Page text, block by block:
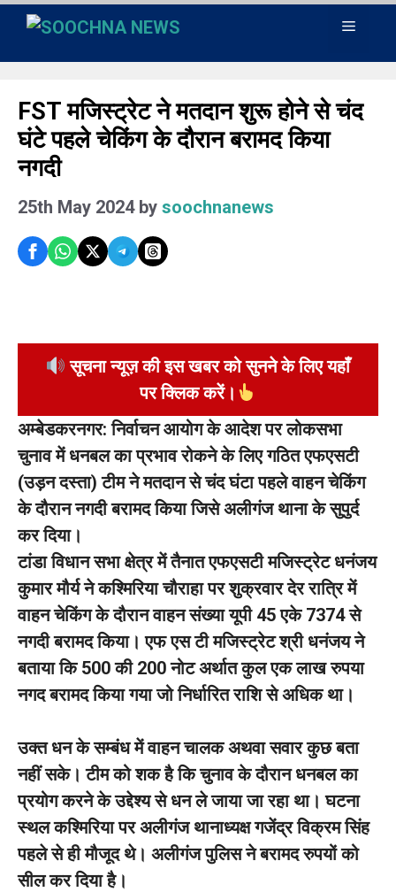
Skip
content
Menu
FST मजिस्ट्रेट ने मतदान शुरू होने से चंद
घंटे पहले चेकिंग के दौरान बरामद किया
नगदी
25th May 2024 by soochnanews
सूचना न्यूज़ की इस खबर को सुनने के लिए यहाँ
पर क्लिक करें।
अम्बेडकरनगर: निर्वाचन आयोग के आदेश पर लोकसभा
चुनाव में धनबल का प्रभाव रोकने के लिए गठित एफएसटी
(उड़न दस्ता) टीम ने मतदान से चंद घंटा पहले वाहन चेकिंग
के दौरान नगदी बरामद किया जिसे अलीगंज थाना के सुपुर्द
कर दिया।
टांडा विधान सभा क्षेत्र में तैनात एफएसटी मजिस्ट्रेट धनंजय
कुमार मौर्य ने कश्मिरिया चौराहा पर शुक्रवार देर रात्रि में
वाहन चेकिंग के दौरान वाहन संख्या यूपी 45 एके 7374 से
नगदी बरामद किया। एफ एस टी मजिस्ट्रेट श्री धनंजय ने
बताया कि 500 की 200 नोट अर्थात कुल एक लाख रुपया
नगद बरामद किया गया जो निर्धारित राशि से अधिक था।
उक्त धन के सम्बंध में वाहन चालक अथवा सवार कुछ बता
नहीं सके। टीम को शक है कि चुनाव के दौरान धनबल का
प्रयोग करने के उद्देश्य से धन ले जाया जा रहा था। घटना
स्थल कश्मिरिया पर अलीगंज थानाध्यक्ष गजेंद्र विक्रम सिंह
पहले से ही मौजूद थे। अलीगंज पुलिस ने बरामद रुपयों को
सील कर दिया है।